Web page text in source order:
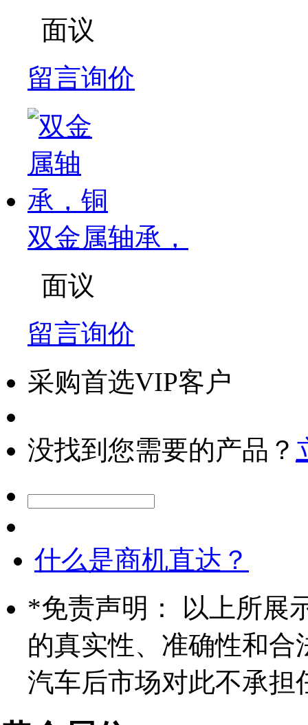
面议
留言询价
双金属轴承，
面议
留言询价
采购首选VIP客户
没找到您需要的产品？
什么是商机直达？
*免责声明： 以上所展
的真实性、准确性和合
汽车后市场对此不承担